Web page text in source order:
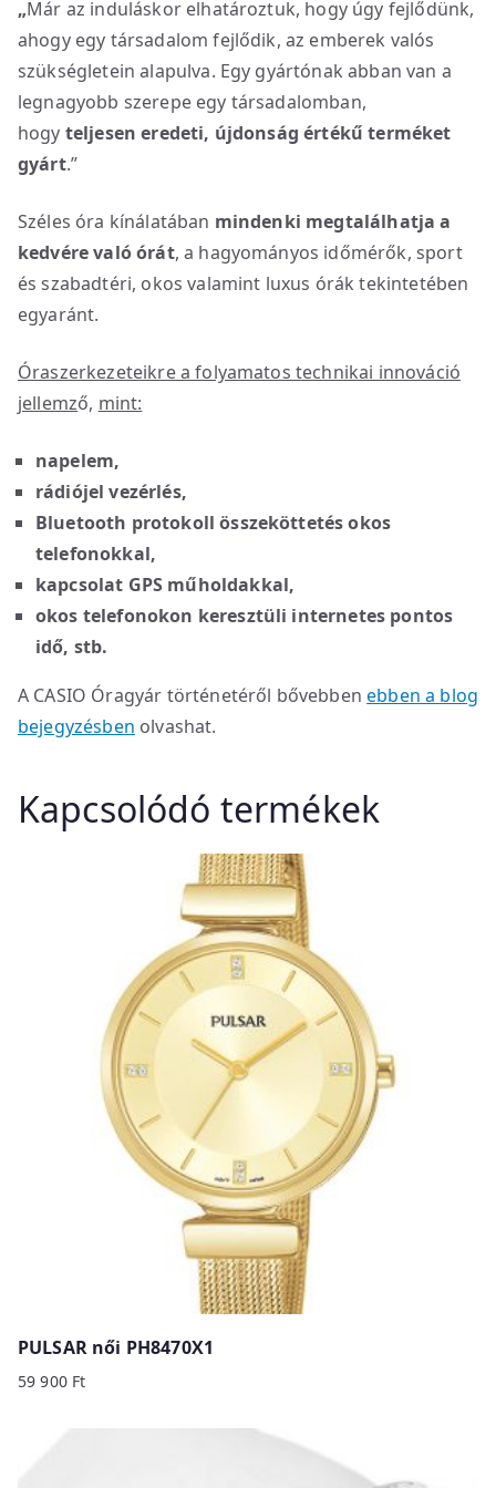
„Már az induláskor elhatároztuk, hogy úgy fejlődünk,
ahogy egy társadalom fejlődik, az emberek valós
szükségletein alapulva. Egy gyártónak abban van a
legnagyobb szerepe egy társadalomban,
hogy teljesen eredeti, újdonság értékű terméket
gyárt.”
Széles óra kínálatában mindenki megtalálhatja a
kedvére való órát, a hagyományos időmérők, sport
és szabadtéri, okos valamint luxus órák tekintetében
egyaránt.
Óraszerkezeteikre a folyamatos technikai innováció
jellemző, mint:
napelem,
rádiójel vezérlés,
Bluetooth protokoll összeköttetés okos
telefonokkal,
kapcsolat GPS műholdakkal,
okos telefonokon keresztüli internetes pontos
idő, stb.
A CASIO Óragyár történetéről bővebbenebben a blog
bejegyzésben olvashat.
Kapcsolódó termékek
PULSAR női PH8470X1
59 900 Ft